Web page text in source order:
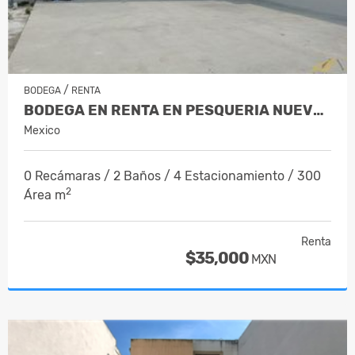
BODEGA / RENTA
BODEGA EN RENTA EN PESQUERIA NUEVO L…
Mexico
0 Recámaras / 2 Baños / 4 Estacionamiento / 300
Área m2
Renta
$35,000 MXN